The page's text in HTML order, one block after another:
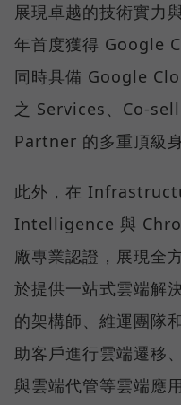
展現卓越的技術實力
年首度獲得 Google
同時具備 Google
之 Services、Co-
Partner 的多重頂級身
此外，在
Intelligence 與
廠專業認證，展現全
於提供一站式雲端解
的架構師、維運團隊
助客戶進行雲端遷移
與雲端代管等雲端應